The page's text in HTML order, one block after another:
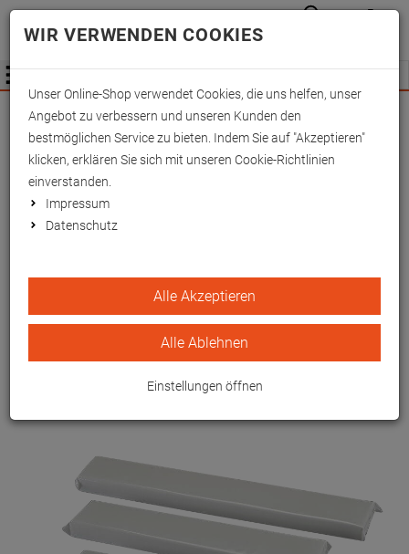
Wichtige Änderung für Fachhändler zum
01.09.2026 -Mehr Informationen hier
Anmelden
Menü
Fix-Verbandschienen
80x11 cm
WIR VERWENDEN COOKIES
Unser Online-Shop verwendet Cookies, die uns helfen, unser
Angebot zu verbessern und unseren Kunden den
bestmöglichen Service zu bieten. Indem Sie auf "Akzeptieren"
klicken, erklären Sie sich mit unseren Cookie-Richtlinien
einverstanden.
Impressum
Datenschutz
Alle Akzeptieren
Alle Ablehnen
Einstellungen öffnen